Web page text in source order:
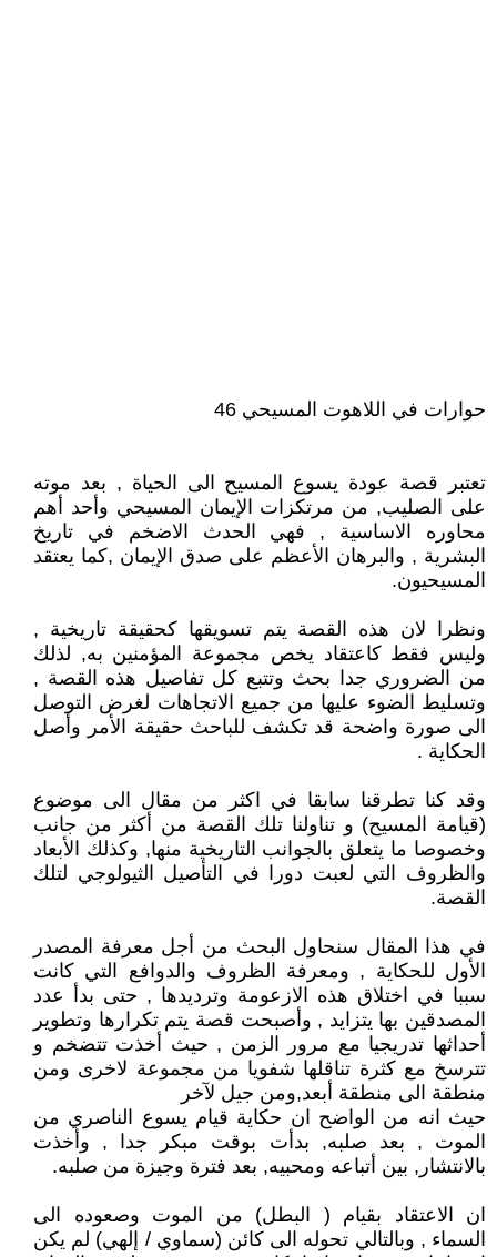
حوارات في اللاهوت المسيحي 46
تعتبر قصة عودة يسوع المسيح الى الحياة , بعد موته
على الصليب, من مرتكزات الإيمان المسيحي وأحد أهم
محاوره الاساسية , فهي الحدث الاضخم في تاريخ
البشرية , والبرهان الأعظم على صدق الإيمان ,كما يعتقد
المسيحيون.
ونظرا لان هذه القصة يتم تسويقها كحقيقة تاريخية ,
وليس فقط كاعتقاد يخص مجموعة المؤمنين به, لذلك
من الضروري جدا بحث وتتبع كل تفاصيل هذه القصة ,
وتسليط الضوء عليها من جميع الاتجاهات لغرض التوصل
الى صورة واضحة قد تكشف للباحث حقيقة الأمر وأصل
الحكاية .
وقد كنا تطرقنا سابقا في اكثر من مقال الى موضوع
(قيامة المسيح) و تناولنا تلك القصة من أكثر من جانب
وخصوصا ما يتعلق بالجوانب التاريخية منها, وكذلك الأبعاد
والظروف التي لعبت دورا في التأصيل الثيولوجي لتلك
القصة.
في هذا المقال سنحاول البحث من أجل معرفة المصدر
الأول للحكاية , ومعرفة الظروف والدوافع التي كانت
سببا في اختلاق هذه الازعومة وترديدها , حتى بدأ عدد
المصدقين بها يتزايد , وأصبحت قصة يتم تكرارها وتطوير
أحداثها تدريجيا مع مرور الزمن , حيث أخذت تتضخم و
تترسخ مع كثرة تناقلها شفويا من مجموعة لاخرى ومن
منطقة الى منطقة أبعد,ومن جيل لآخر
حيث انه من الواضح ان حكاية قيام يسوع الناصري من
الموت , بعد صلبه, بدأت بوقت مبكر جدا , وأخذت
بالانتشار, بين أتباعه ومحبيه, بعد فترة وجيزة من صلبه.
ان الاعتقاد بقيام ( البطل) من الموت وصعوده الى
السماء , وبالتالي تحوله الى كائن (سماوي / إلهي) لم يكن